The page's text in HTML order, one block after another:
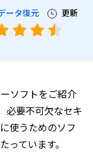
ータ復元
更新
ソフトをご紹介
必要不可欠なセキ
使うためのソフ
っています。